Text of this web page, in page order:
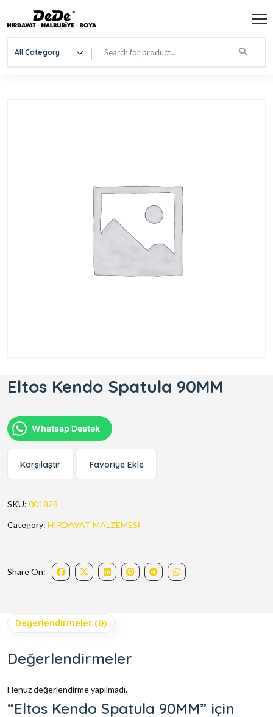
All Category
Eltos Kendo Spatula 90MM
Whatsap Destek
Karşılaştır Favoriye Ekle
SKU: 001828
Category: HIRDAVAT MALZEMESİ
Share On:
Değerlendirmeler (0)
Değerlendirmeler
Henüz değerlendirme yapılmadı.
“Eltos Kendo Spatula 90MM” için